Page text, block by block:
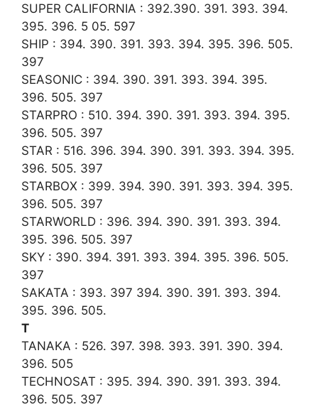
SUPER CALIFORNIA : 392.390. 391. 393. 394.
395. 396. 5 05. 597
SHIP : 394. 390. 391. 393. 394. 395. 396. 505.
397
SEASONIC : 394. 390. 391. 393. 394. 395.
396. 505. 397
STARPRO : 510. 394. 390. 391. 393. 394. 395.
396. 505. 397
STAR : 516. 396. 394. 390. 391. 393. 394. 395.
396. 505. 397
STARBOX : 399. 394. 390. 391. 393. 394. 395.
396. 505. 397
STARWORLD : 396. 394. 390. 391. 393. 394.
395. 396. 505. 397
SKY : 390. 394. 391. 393. 394. 395. 396. 505.
397
SAKATA : 393. 397 394. 390. 391. 393. 394.
395. 396. 505.
T
TANAKA : 526. 397. 398. 393. 391. 390. 394.
396. 505
TECHNOSAT : 395. 394. 390. 391. 393. 394.
396. 505. 397